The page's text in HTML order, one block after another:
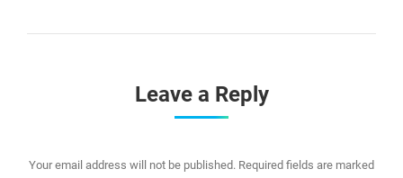
Leave a Reply
Your email address will not be published. Required fields are marked